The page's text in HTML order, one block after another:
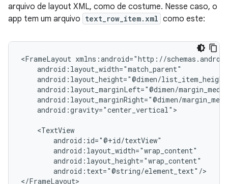
arquivo de layout XML, como de costume. Nesse caso, o
app tem um arquivo text_row_item.xml como este:
<FrameLayout
android:gravity="center_vertical">
android:text="@string/element_text"/>